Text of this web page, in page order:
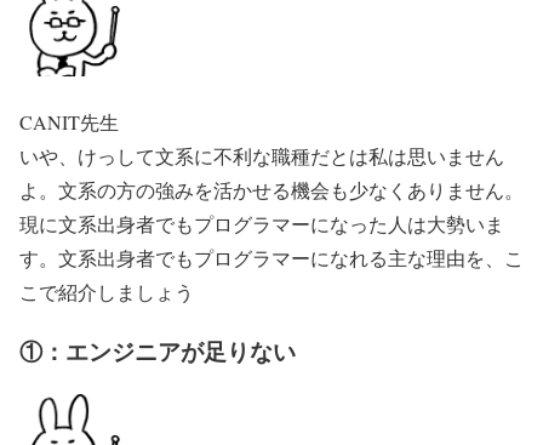
CANIT先生
いや、けっして文系に不利な職種だとは私は思いません
よ。文系の方の強みを活かせる機会も少なくありません。
現に文系出身者でもプログラマーになった人は大勢いま
す。文系出身者でもプログラマーになれる主な理由を、こ
こで紹介しましょう
①：エンジニアが足りない